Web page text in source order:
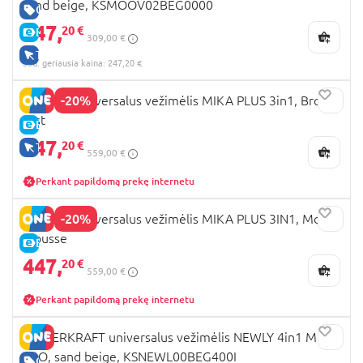
GERA KAINA
E-KAINA
TIK INTERNETU
sand beige, KSMOOV02BEG0000
247,20 €
309,00 €
30d. geriausia kaina: 247,20 €
-20%
E-KAINA
TIK INTERNETU
LIONELO universalus vežimėlis MIKA PLUS 3in1, Brown
rust
447,20 €
559,00 €
Perkant papildomą prekę internetu
-20%
E-KAINA
LIONELO universalus vežimėlis MIKA PLUS 3IN1, Mocha
mousse
447,20 €
559,00 €
Perkant papildomą prekę internetu
KINDERKRAFT universalus vežimėlis NEWLY 4in1 MINK
PRO, sand beige, KSNEWL00BEG400I